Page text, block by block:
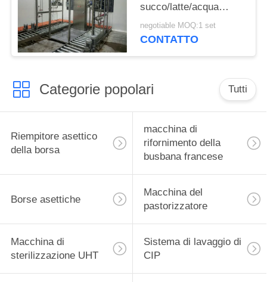
succo/latte/acqua
assettica automatica
10L / 50L / 220L
negotiable MOQ:1 set
CONTATTO
Categorie popolari Tutti
Riempitore asettico
della borsa
macchina di
rifornimento della
busbana francese
Borse asettiche
Macchina del
pastorizzatore
Macchina di
sterilizzazione UHT
Sistema di lavaggio di
CIP